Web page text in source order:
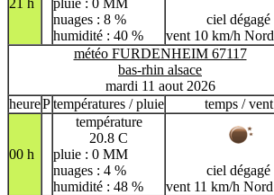
nuages : 8 %
humidité : 40 %
ciel dégagé
vent 10 km/h Nord
météo FURDENHEIM 67117
bas-rhin alsace
mardi 11 aout 2026
heurePtempératures / pluie temps / vent
00 h
température
20.8 C
pluie : 0 MM
nuages : 4 %
humidité : 48 %
ciel dégagé
vent 11 km/h Nord